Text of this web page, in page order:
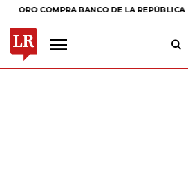
COMPRA BANCO DE LA REPÚBLICA $